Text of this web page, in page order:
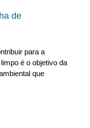
de
para a
é o objetivo da
que